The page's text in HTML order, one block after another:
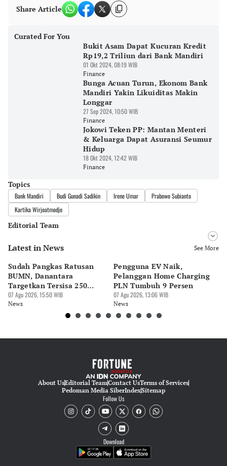
Share Article
Curated For You
⁠Bukit Asam Dapat Kucuran Kredit
Rp19,2 Triliun dari Bank Mandiri
01 Okt 2024, 08:19 WIB
Finance
Bunga Acuan Turun, Ekonom Bank
Mandiri Yakin Likuiditas Makin
Longgar
27 Sep 2024, 10:50 WIB
Finance
Jokowi Teken PP: Mantan Menteri
& Keluarga Dapat Asuransi Seumur
Hidup
18 Okt 2024, 12:42 WIB
Finance
Topics
Bank Mandiri Budi Gunadi Sadikin Irene Umar
Prabowo Subianto
Kartika Wirjoatmodjo
Editorial Team
Editor
Editor
Suheriadi .
Latest in News See More
Sudah Pangkas Ratusan
BUMN, Danantara
Targetkan Tersisa 250
Perusahaan
07 Agu 2026, 15:50 WIB
News
Pengguna EV Naik,
Pelanggan Home Charging
PLN Tumbuh 9 Persen
07 Agu 2026, 13:06 WIB
News
About UsEditorial TeamContact UsTerms of Services
Pedoman Media SiberIndexSitemap
Follow Us
Download